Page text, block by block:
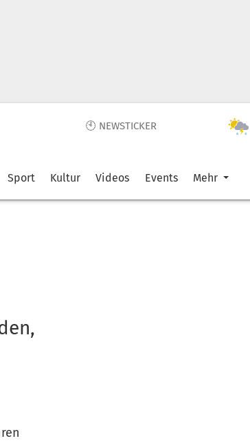
🕙 NEWSTICKER
Sport Kultur Videos Events Mehr